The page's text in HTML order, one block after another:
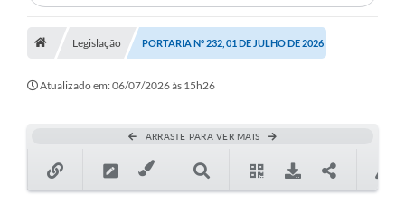
Galeria de Fotos
Legislação PORTARIA Nº 232, 01 DE JULHO DE 2026
Atualizado em: 06/07/2026 às 15h26
ARRASTE PARA VER MAIS